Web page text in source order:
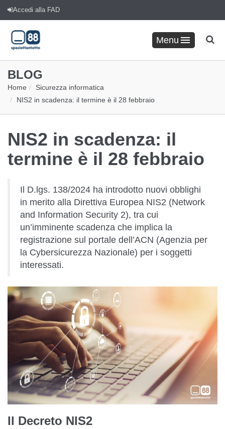
Accedi alla FAD
Menu
BLOG
Home
Sicurezza informatica
NIS2 in scadenza: il termine è il 28 febbraio
NIS2 in scadenza: il
termine è il 28 febbraio
Il D.lgs. 138/2024 ha introdotto nuovi obblighi
in merito alla Direttiva Europea NIS2 (Network
and Information Security 2), tra cui
un’imminente scadenza che implica la
registrazione sul portale dell’ACN (Agenzia per
la Cybersicurezza Nazionale) per i soggetti
interessati.
Il Decreto NIS2